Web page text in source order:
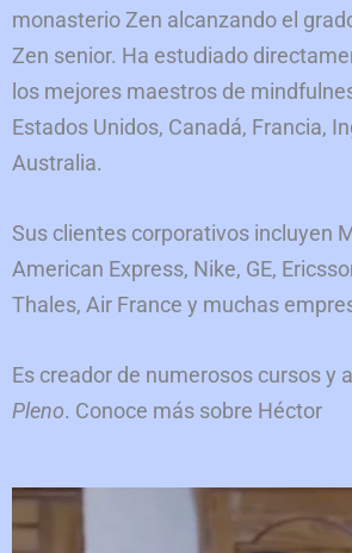
monasterio Zen alcanzando el
Zen senior. Ha estudiado
los mejores maestros de
Estados Unidos, Canadá, Francia,
Australia.
Sus clientes corporativos incluyen
American Express, Nike, GE,
Thales, Air France y muchas
Es creador de numerosos cursos y
Pleno. Conoce más sobre Héctor